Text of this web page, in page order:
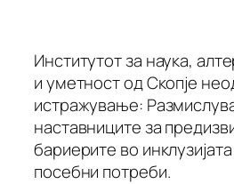
Институтот за наука,
и уметност од Скопје
истражување:
наставниците за
бариерите во
посебни потреби.